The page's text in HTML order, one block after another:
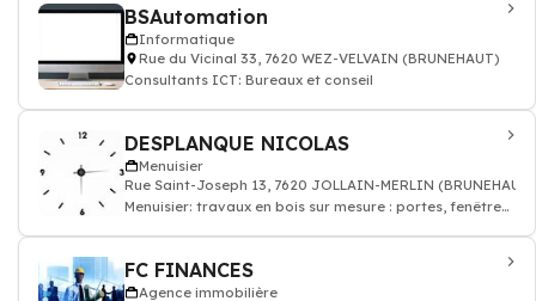
BSAutomation
Informatique
Rue du Vicinal 33, 7620 WEZ-VELVAIN (BRUNEHAUT)
Consultants ICT: Bureaux et conseil
DESPLANQUE NICOLAS
Menuisier
Rue Saint-Joseph 13, 7620 JOLLAIN-MERLIN (BRUNEHAUT)
Menuisier: travaux en bois sur mesure : portes, fenêtres,
FC FINANCES
Agence immobilière